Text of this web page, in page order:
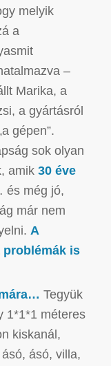
melyik
a
–
Marika, a
a gyártásról
gépen”.
sok olyan
amik 30 éve
még jó,
már nem
A
problémák is
Tegyük
1*1*1 méteres
kiskanál,
ásó, villa,